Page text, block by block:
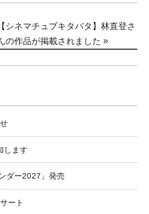
【シネマチュプキタバタ】林直登さ
の作品が掲載されました »
します
ダー2027」発売
ート